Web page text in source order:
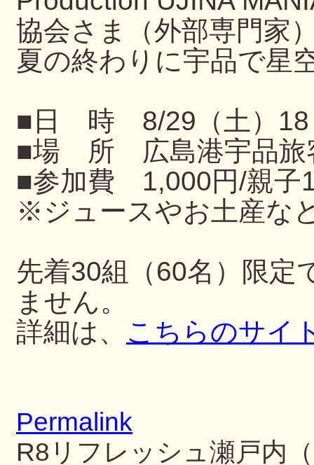
協会さま（外部専門家
夏の終わりに宇品で星
■日 時 8/29（土）18
■場 所 広島港宇品旅
■参加費 1,000円/親子
※ジュースやお土産な
先着30組（60名）限定
ません。
詳細は、 こちらのサイ
Permalink
R8リフレッシュ瀬戸内